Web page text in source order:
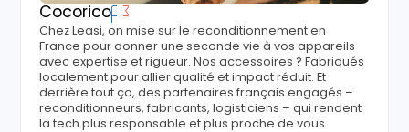
Cocorico
Chez Leasi, on mise sur le reconditionnement en
France pour donner une seconde vie à vos appareils
avec expertise et rigueur. Nos accessoires ? Fabriqués
localement pour allier qualité et impact réduit. Et
derrière tout ça, des partenaires français engagés –
reconditionneurs, fabricants, logisticiens – qui rendent
la tech plus responsable et plus proche de vous.